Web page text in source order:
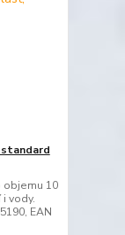
standard
objemu 10
vody.
EAN